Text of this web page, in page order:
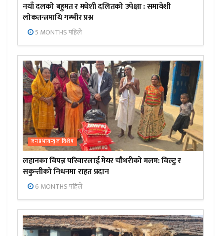
नयाँ दलको बहुमत र मधेशी दलितको उपेक्षा : समावेशी
लोकतन्त्रमाथि गम्भीर प्रश्न
5 MONTHS पहिले
जनप्रभाबन्युज विशेष
लहानका विपन्न परिवारलाई मेयर चौधरीको मलम: विल्टु र
सकुन्तीको निधनमा राहत प्रदान
6 MONTHS पहिले